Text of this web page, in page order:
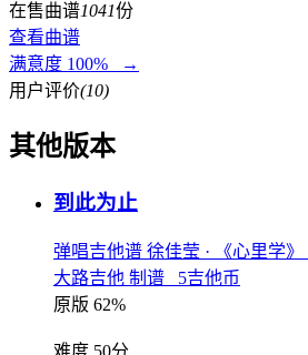
在售曲谱1041份
查看曲谱
满意度 100% →
用户评价(10)
其他版本
到此为止
弹唱吉他谱 徐佳莹 · 《心里学》
大路吉他 制谱 5吉他币
原版 62%
难度 50分